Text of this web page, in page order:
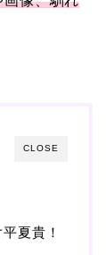
はバラエ
CLOSE
夏貴！